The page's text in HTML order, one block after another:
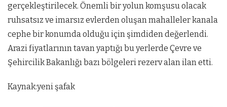
gerçekleştirilecek. Önemli bir yolun komşusu olacak
ruhsatsız ve imarsız evlerden oluşan mahalleler kanala
cephe bir konumda olduğu için şimdiden değerlendi.
Arazi fiyatlarının tavan yaptığı bu yerlerde Çevre ve
Şehircilik Bakanlığı bazı bölgeleri rezerv alan ilan etti.
Kaynak:yeni şafak